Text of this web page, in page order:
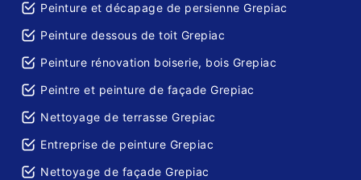
Peinture et décapage de persienne Grepiac
Peinture dessous de toit Grepiac
Peinture rénovation boiserie, bois Grepiac
Peintre et peinture de façade Grepiac
Nettoyage de terrasse Grepiac
Entreprise de peinture Grepiac
Nettoyage de façade Grepiac